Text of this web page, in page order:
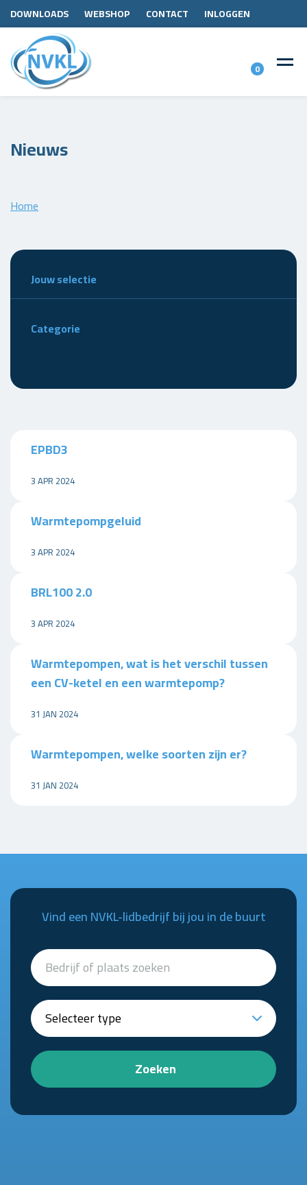
DOWNLOADS WEBSHOP CONTACT INLOGGEN
0
Nieuws
Home
Jouw selectie
Categorie
EPBD3
3 APR 2024
Warmtepompgeluid
3 APR 2024
BRL100 2.0
3 APR 2024
Warmtepompen, wat is het verschil tussen
een CV-ketel en een warmtepomp?
31 JAN 2024
Warmtepompen, welke soorten zijn er?
31 JAN 2024
Vind een NVKL-lidbedrijf bij jou in de buurt
Zoeken